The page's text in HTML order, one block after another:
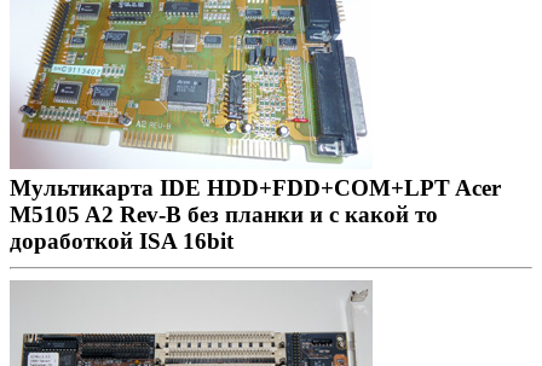
Мультикарта IDE HDD+FDD+COM+LPT Acer
M5105 A2 Rev-B без планки и с какой то
доработкой ISA 16bit